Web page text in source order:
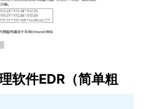
软件EDR（简单粗